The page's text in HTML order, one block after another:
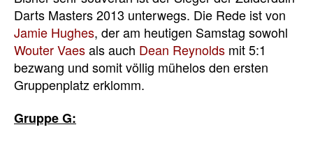
Darts Masters 2013 unterwegs. Die Rede ist von
Jamie Hughes, der am heutigen Samstag sowohl
Wouter Vaesals auch Dean Reynolds mit 5:1
bezwang und somit völlig mühelos den ersten
Gruppenplatz erklomm.
Gruppe G: